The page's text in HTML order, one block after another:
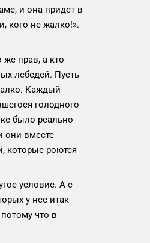
и она придет в
кого не жалко!».
же прав, а кто
лебедей. Пусть
Каждый
голодного
было реально
они вместе
которые роются
условие. А с
у нее итак
что в